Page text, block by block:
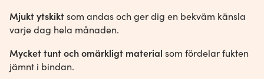
Mjukt ytskiktsom andas och ger dig en bekväm känsla
varje dag hela månaden.
Mycket tunt och omärkligt material som fördelar fukten
jämnt i bindan.